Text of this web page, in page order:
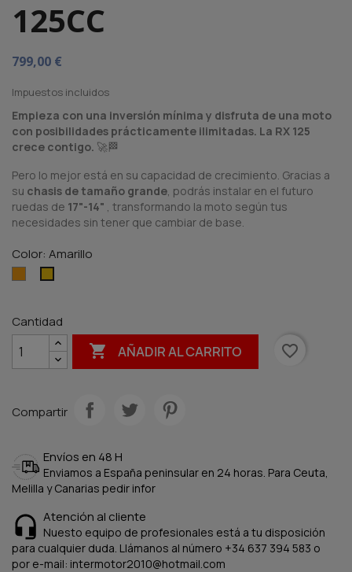
125CC
799,00 €
Impuestos incluidos
Empieza con una inversión mínima y disfruta de una moto
con posibilidades prácticamente ilimitadas. La RX 125
crece contigo. 🚀🏁
Pero lo mejor está en su capacidad de crecimiento. Gracias a
su chasis de tamaño grande, podrás instalar en el futuro
ruedas de 17"-14" , transformando la moto según tus
necesidades sin tener que cambiar de base.
Color: Amarillo
Cantidad
 AÑADIR AL CARRITO favorite_border
Compartir
Envíos en 48 H
Enviamos a España peninsular en 24 horas. Para Ceuta,
Melilla y Canarias pedir infor
Atención al cliente
Nuesto equipo de profesionales está a tu disposición
para cualquier duda. Llámanos al número +34 637 394 583 o
por e-mail: intermotor2010@hotmail.com